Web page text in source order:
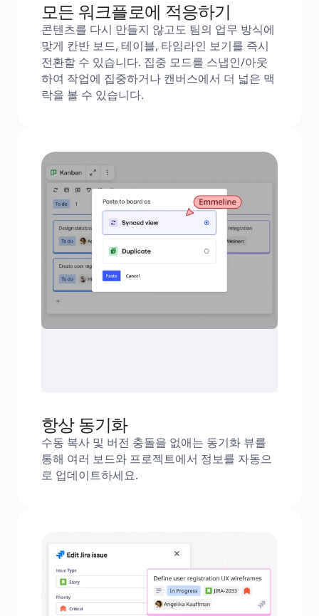
모든 워크플로에 적응하기
콘텐츠를 다시 만들지 않고도 팀의 업무 방식에
맞게 칸반 보드, 테이블, 타임라인 보기를 즉시
전환할 수 있습니다. 집중 모드를 스냅인/아웃
하여 작업에 집중하거나 캔버스에서 더 넓은 맥
락을 볼 수 있습니다.
항상 동기화
수동 복사 및 버전 충돌을 없애는 동기화 뷰를
통해 여러 보드와 프로젝트에서 정보를 자동으
로 업데이트하세요.